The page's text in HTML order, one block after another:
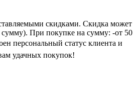
скидками. Скидка может
сумму). При покупке на сумму: -от 50
персональный статус клиента и
удачных покупок!